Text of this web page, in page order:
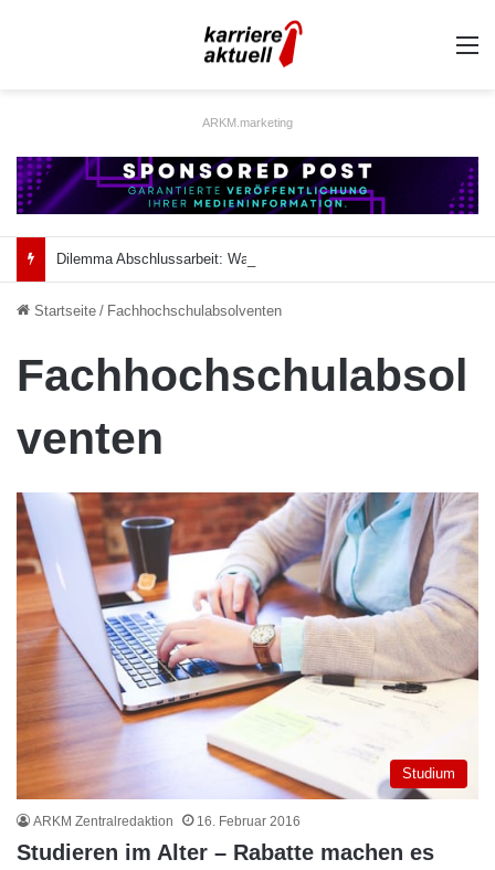
ARKM.marketing
Startseite / Fachhochschulabsolventen
Fachhochschulabsol
venten
Studium
ARKM Zentralredaktion 16. Februar 2016
Studieren im Alter – Rabatte machen es